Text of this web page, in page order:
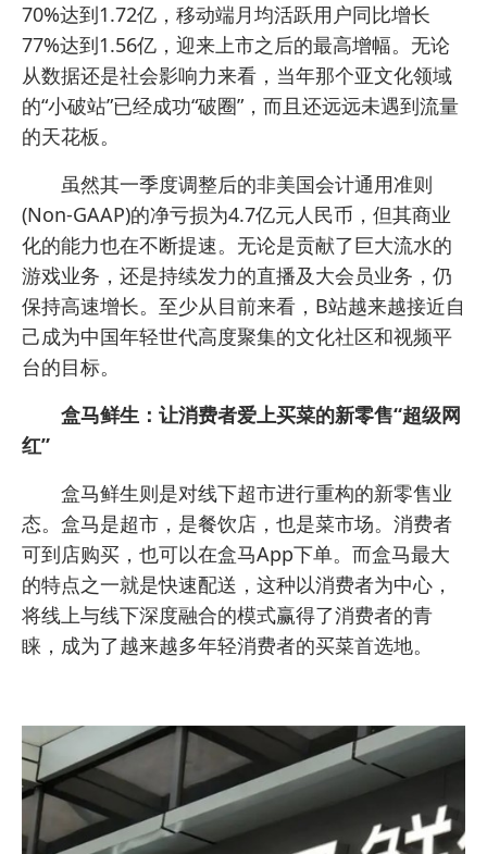
70%达到1.72亿，移动端月均活跃用户同比增长
77%达到1.56亿，迎来上市之后的最高增幅。无论
从数据还是社会影响力来看，当年那个亚文化领域
的“小破站”已经成功“破圈”，而且还远远未遇到流量
的天花板。
虽然其一季度调整后的非美国会计通用准则
(Non-GAAP)的净亏损为4.7亿元人民币，但其商业
化的能力也在不断提速。无论是贡献了巨大流水的
游戏业务，还是持续发力的直播及大会员业务，仍
保持高速增长。至少从目前来看，B站越来越接近自
己成为中国年轻世代高度聚集的文化社区和视频平
台的目标。
盒马鲜生：让消费者爱上买菜的新零售“超级网
红”
盒马鲜生则是对线下超市进行重构的新零售业
态。盒马是超市，是餐饮店，也是菜市场。消费者
可到店购买，也可以在盒马App下单。而盒马最大
的特点之一就是快速配送，这种以消费者为中心，
将线上与线下深度融合的模式赢得了消费者的青
睐，成为了越来越多年轻消费者的买菜首选地。